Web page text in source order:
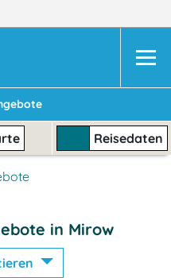
Reisedaten
in Mirow